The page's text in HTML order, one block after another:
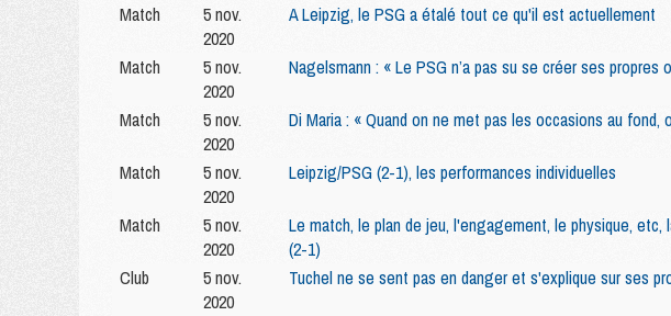
Match
5 nov.
2020
A Leipzig, le PSG a étalé tout ce qu'il est actuellement
Match
5 nov.
2020
Nagelsmann : « Le PSG n’a pas su se créer ses propres
Match
5 nov.
2020
Di Maria : « Quand on ne met pas les occasions au
Match
5 nov.
2020
Leipzig/PSG (2-1), les performances individuelles
Match
5 nov.
2020
Le match, le plan de jeu, l'engagement, le physique,
(2-1)
Club
5 nov.
2020
Tuchel ne se sent pas en danger et s'explique sur ses